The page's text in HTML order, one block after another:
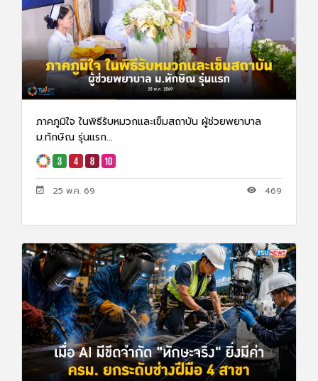
ภาคภูมิใจ ในพิธีรับหมวกและเข็มสถาบัน ผู้ช่วยพยาบาล
ม.ทักษิณ รุ่นแรก...
25 พ.ค. 69 469